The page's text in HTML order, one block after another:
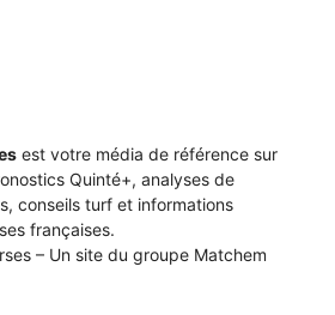
est votre média de référence sur
Quinté+, analyses de
conseils turf et informations
françaises.
– Un site du groupe Matchem